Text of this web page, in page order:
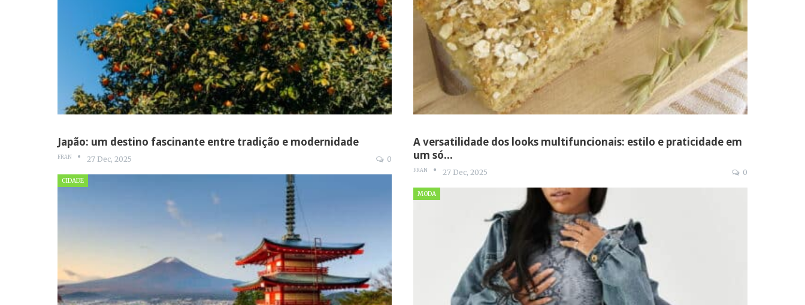
Japão: um destino fascinante entre tradição e modernidade
FRAN 27 Dec, 2025 0
CIDADE
A versatilidade dos looks multifuncionais: estilo e praticidade em
um só…
FRAN 27 Dec, 2025 0
MODA